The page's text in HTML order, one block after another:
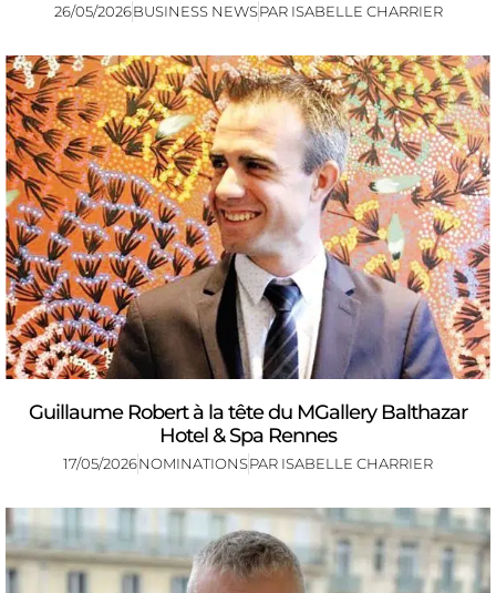
26/05/2026BUSINESS NEWSPAR ISABELLE CHARRIER
Guillaume Robert à la tête du MGallery Balthazar
Hotel & Spa Rennes
17/05/2026NOMINATIONSPAR ISABELLE CHARRIER